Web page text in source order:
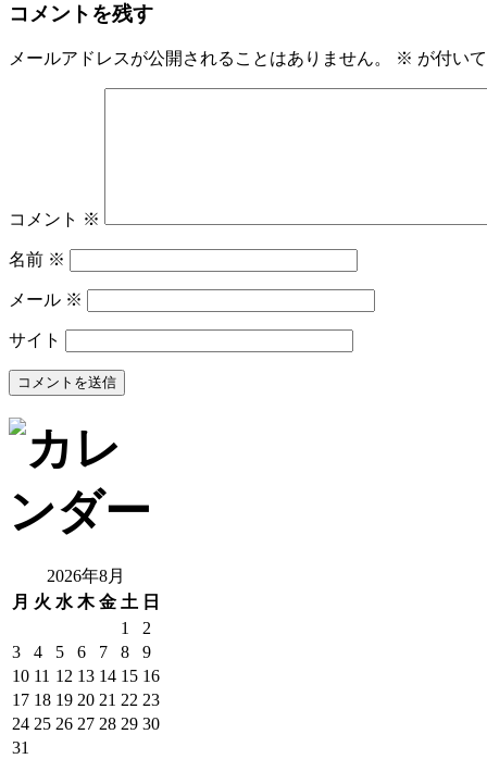
コメントを残す
メールアドレスが公開されることはありません。 ※ が付い
コメント ※
名前 ※
メール ※
サイト
2026年8月
月 火 水 木 金 土 日
1
2
3
4 5 6 7 8
9
10 11 12 13 14 15 16
17 18 19 20 21 22 23
24 25 26 27 28 29 30
31